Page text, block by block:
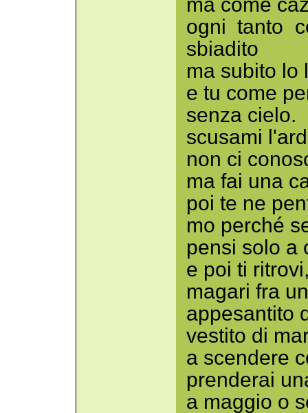
ogni tanto
sbiadito
ma subito lo
e tu come
senza cielo.
scusami
non ci
ma fai una
poi te ne
mo perché
pensi solo a
e poi ti
magari fra
appesantito
vestito di
a scendere
prenderai
a maggio o